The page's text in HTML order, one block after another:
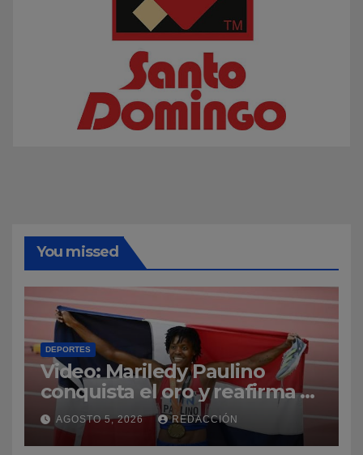
You missed
DEPORTES
Video: Mariledy Paulino
conquista el oro y reafirma su
dominio en el atletismo
AGOSTO 5, 2026 REDACCIÓN